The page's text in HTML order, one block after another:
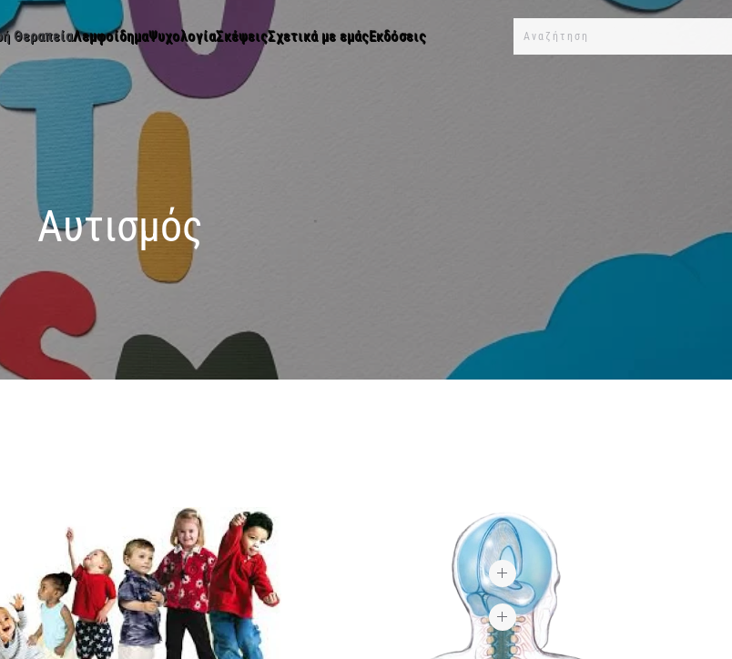
ΘεραπείαΛεμφοίδημαΨυχολογίαΣκέψειςΣχετικά με εμάςΕκδόσεις
Αυτισμός